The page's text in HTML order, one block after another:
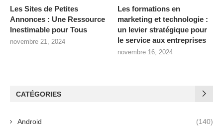
Les Sites de Petites
Annonces : Une Ressource
Inestimable pour Tous
novembre 21, 2024
Les formations en
marketing et technologie :
un levier stratégique pour
le service aux entreprises
novembre 16, 2024
CATÉGORIES
Android (140)